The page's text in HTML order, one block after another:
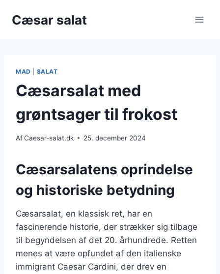
Cæsar salat
MAD SALAT
Cæsarsalat med
grøntsager til frokost
AfCaesar-salat.dk 25. december 2024
Cæsarsalatens oprindelse
og historiske betydning
Cæsarsalat, en klassisk ret, har en
fascinerende historie, der strækker sig tilbage
til begyndelsen af det 20. århundrede. Retten
menes at være opfundet af den italienske
immigrant Caesar Cardini, der drev en